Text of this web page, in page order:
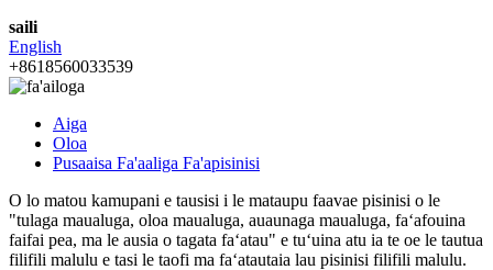
saili
English
+8618560033539
Aiga
Oloa
Pusaaisa Fa'aaliga Fa'apisinisi
O lo matou kamupani e tausisi i le mataupu faavae pisinisi o le
"tulaga maualuga, oloa maualuga, auaunaga maualuga, faʻafouina
faifai pea, ma le ausia o tagata faʻatau" e tuʻuina atu ia te oe le tautua
filifili malulu e tasi le taofi ma faʻatautaia lau pisinisi filifili malulu.